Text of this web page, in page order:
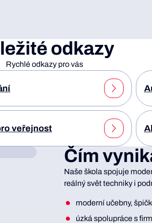
odkazy
Rychlé odkazy pro vás
veřejnost
Čím
Naše škola spojuje
reálný svět techniky i
moderní učebny,
úzká spolupráce s